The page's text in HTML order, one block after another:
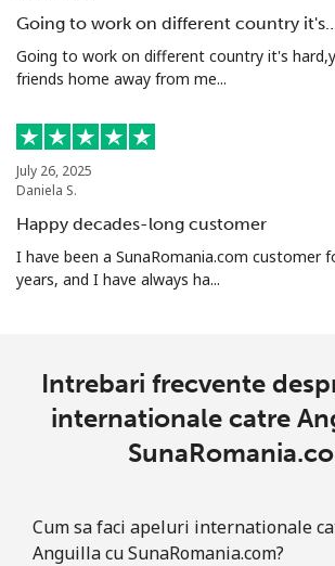
Telefon
⁦1.5p⁩ 665 min
Mobil ⁦16.5p⁩
Telefon
fix
⁦21.9p⁩ 45 min
Aruba
⁦10.9p⁩ 91 min
Mobil ⁦25.5p⁩ 39 min
Going to work on different country it's…
Going to work on different country it's
friends home away from me...
July 26, 2025
Daniela S.
Happy decades-long customer
I have been a SunaRomania.com customer
years, and I have always ha...
Intrebari frecvente
internationale catre
Cum sa faci apeluri internationale
Anguilla cu SunaRomania.com?